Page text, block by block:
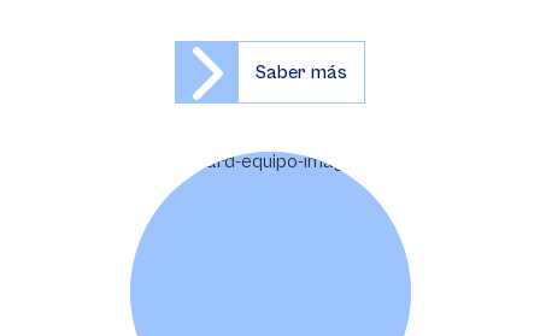
Saber más